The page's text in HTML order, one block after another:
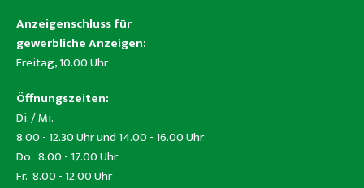
Anzeigenschluss für
gewerbliche Anzeigen:
Freitag, 10.00 Uhr
Öffnungszeiten:
Di. / Mi.
8.00 - 12.30 Uhr und 14.00 - 16.00 Uhr
Do. 8.00 - 17.00 Uhr
Fr. 8.00 - 12.00 Uhr